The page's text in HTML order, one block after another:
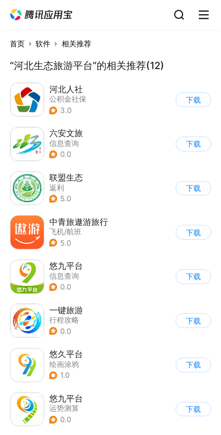
首页 软件 相关推荐
“河北生态旅游平台”的相关推荐(12)
河北人社
公积金社保
3.0
下载
六安文旅
信息查询
0.0
下载
联盟生态
返利
5.0
下载
中青旅遨游旅行
飞机/航班
5.0
下载
悠九平台
信息查询
0.0
下载
一键旅游
行程攻略
0.0
下载
悠久平台
绘画涂鸦
1.0
下载
悠九平台
运势测算
0.0
下载